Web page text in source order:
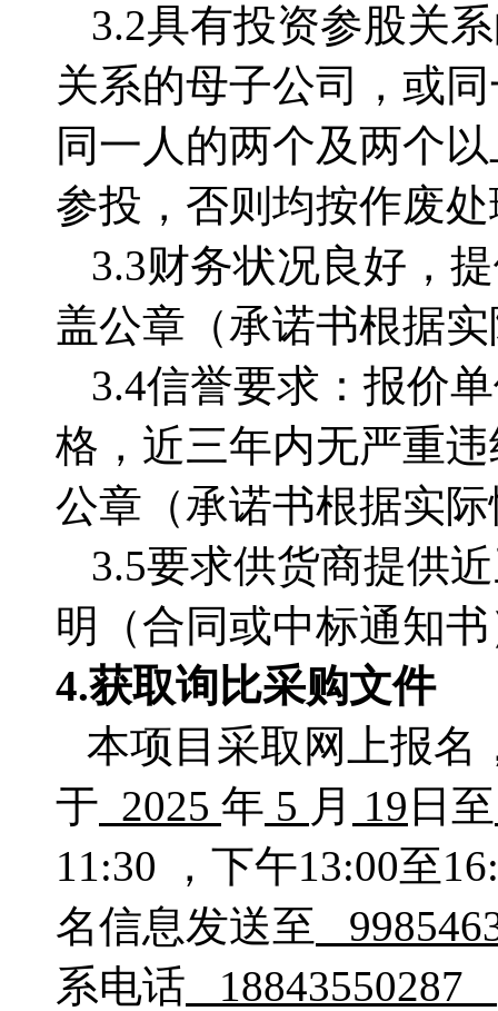
3.2具有投资参股关
关系的母子公司，或
同一人的两个及两个
参投，否则均按作废
3.3财务状况良好，
盖公章（承诺书根据
3.4信誉要求：报价
格，近三年内无严重
公章（承诺书根据实
3.5要求供货商提供
明（合同或中标通知
4.获取询比采购文件
本项目采取网上报名
于 2025 年 5 月 19 日至
11:30 ，下午13:00至
名信息发送至
系电话
18843550287